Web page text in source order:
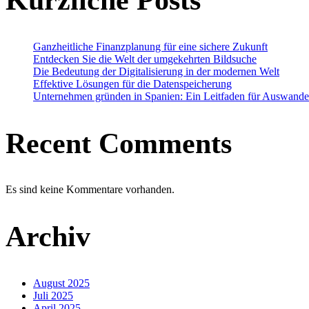
Ganzheitliche Finanzplanung für eine sichere Zukunft
Entdecken Sie die Welt der umgekehrten Bildsuche
Die Bedeutung der Digitalisierung in der modernen Welt
Effektive Lösungen für die Datenspeicherung
Unternehmen gründen in Spanien: Ein Leitfaden für
Recent Comments
Es sind keine Kommentare vorhanden.
Archiv
August 2025
Juli 2025